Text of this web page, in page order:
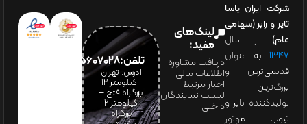
شرکت ایران یاسا
تایر و رابر (سهامی
عام) از سال
۱۳۴۷ به عنوان
قدیمی‌ترین و
بزرگ‌ترین
تولیدکننده تایر و
تیوب موتور
لینک‌های
مفید:
دریافت مشاوره
اطلاعات مالی
اخبار مرتبط
لیست نمایندگان
داخلی
تلفن:65607028(021)
آدرس: تهران
-کیلومتر 12
بزرگراه فتح –
کیلومتر ۲
بزرگراه